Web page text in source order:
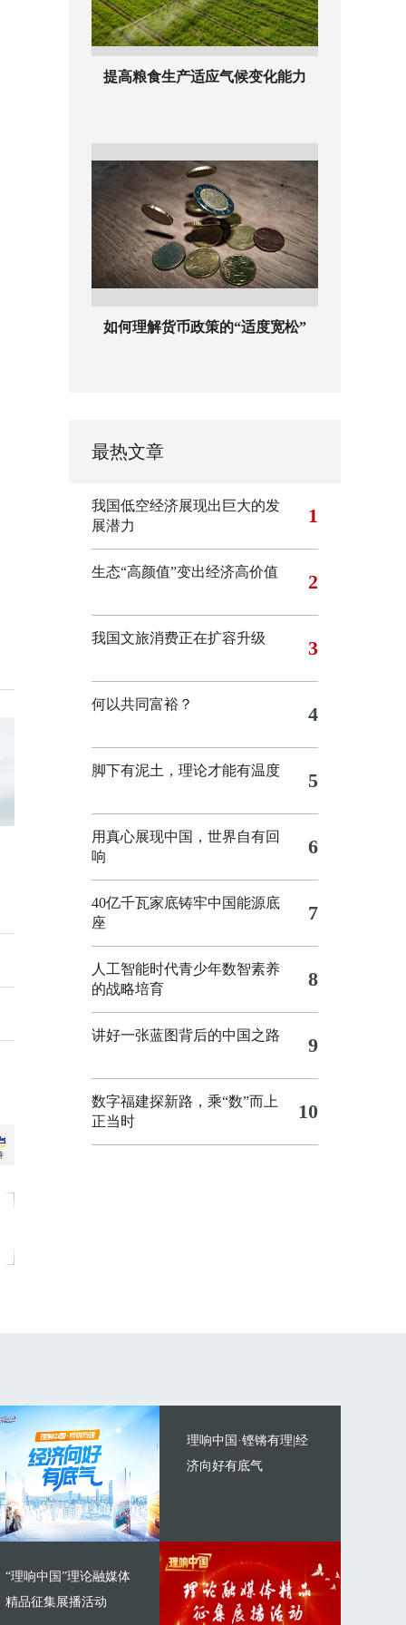
提高粮食生产适应气候变化能力
如何理解货币政策的“适度宽松”
最热文章
我国低空经济展现出巨大的发
展潜力
1
生态“高颜值”变出经济高价值 2
我国文旅消费正在扩容升级 3
何以共同富裕？ 4
脚下有泥土，理论才能有温度 5
用真心展现中国，世界自有回
响
6
40亿千瓦家底铸牢中国能源底
座
7
人工智能时代青少年数智素养
的战略培育
8
讲好一张蓝图背后的中国之路 9
数字福建探新路，乘“数”而上
正当时
10
理响中国·铿锵有理|经
济向好有底气
“理响中国”理论融媒体
精品征集展播活动